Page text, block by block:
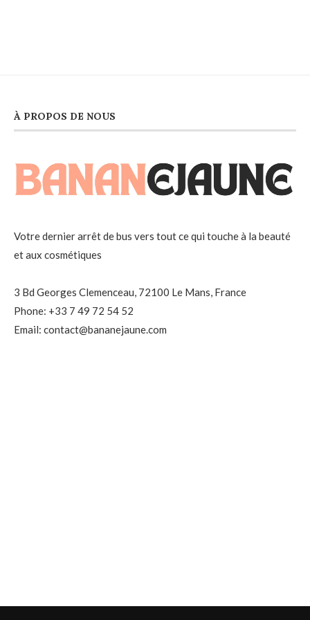
À PROPOS DE NOUS
Votre dernier arrêt de bus vers tout ce qui touche à la beauté
et aux cosmétiques
3 Bd Georges Clemenceau, 72100 Le Mans, France
Phone: +33 7 49 72 54 52
Email: contact@bananejaune.com